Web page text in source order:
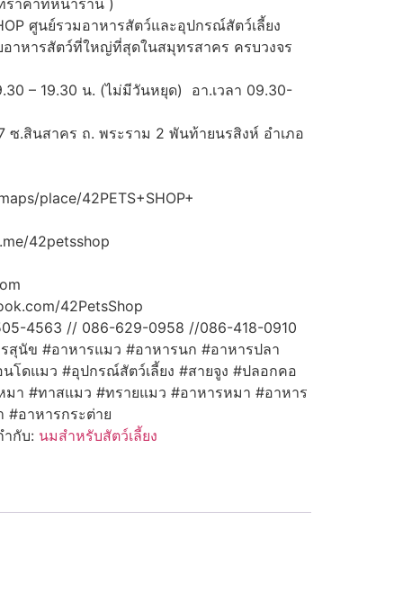
ราคาที่หน้าร้าน )
ศูนย์รวมอาหารสัตว์และอุปกรณ์สัตว์เลี้ยง
าหารสัตว์ที่ใหญ่ที่สุดในสมุทรสาคร ครบวงจร
– 19.30 น. (ไม่มีวันหยุด) อา.เวลา 09.30-
ซ.สินสาคร ถ. พระราม 2 พันท้ายนรสิงห์ อำเภอ
place/42PETS+SHOP+
42petsshop
42PetsShop
4563 // 086-629-0958 //086-418-0910
สุนัข #อาหารแมว #อาหารนก #อาหารปลา
โดแมว #อุปกรณ์สัตว์เลี้ยง #สายจูง #ปลอกคอ
า #ทาสแมว #ทรายแมว #อาหารหมา #อาหาร
#อาหารกระต่าย
ำกับ: นมสำหรับสัตว์เลี้ยง